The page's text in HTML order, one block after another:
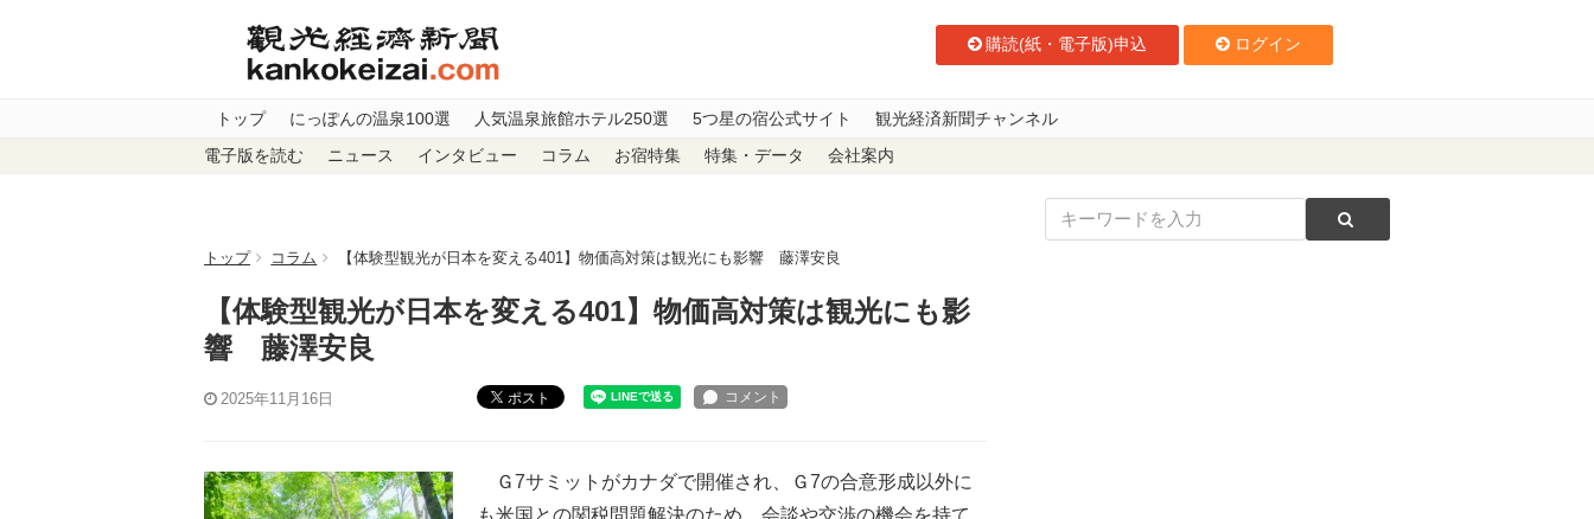
購読(紙・電子版)申込 ログイン
トップ にっぽんの温泉100選 人気温泉旅館ホテル250選 5つ星の宿公式サイト 観光経済新聞チャンネル
電子版を読む ニュース インタビュー コラム お宿特集 特集・データ 会社案内
トップ コラム 【体験型観光が日本を変える401】物価高対策は観光にも影響 藤澤安良
【体験型観光が日本を変える401】物価高対策は観光にも影
響 藤澤安良
2025年11月16日 ポスト
Ｇ7サミットがカナダで開催され、Ｇ7の合意形成以外に